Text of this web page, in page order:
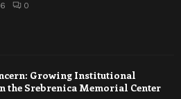
0
Growing Institutional
the Srebrenica Memorial Center